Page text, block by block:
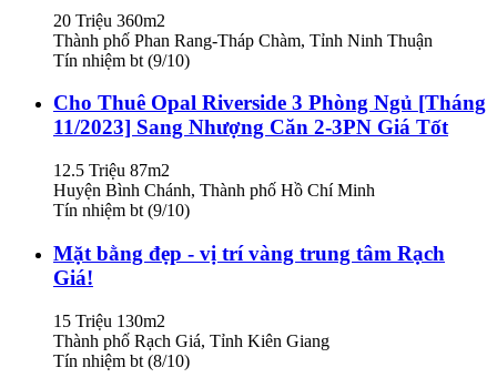
20 Triệu 360m2
Thành phố Phan Rang-Tháp Chàm, Tỉnh Ninh Thuận
Tín nhiệm bt (9/10)
Cho Thuê Opal Riverside 3 Phòng Ngủ [Tháng
11/2023] Sang Nhượng Căn 2-3PN Giá Tốt
12.5 Triệu 87m2
Huyện Bình Chánh, Thành phố Hồ Chí Minh
Tín nhiệm bt (9/10)
Mặt bằng đẹp - vị trí vàng trung tâm Rạch
Giá!
15 Triệu 130m2
Thành phố Rạch Giá, Tỉnh Kiên Giang
Tín nhiệm bt (8/10)